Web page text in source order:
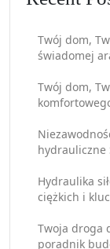
Twój dom,
świadomej
Twój dom,
hydrauliczne
Hydraulika
ciężkich i
Twoja droga
poradnik